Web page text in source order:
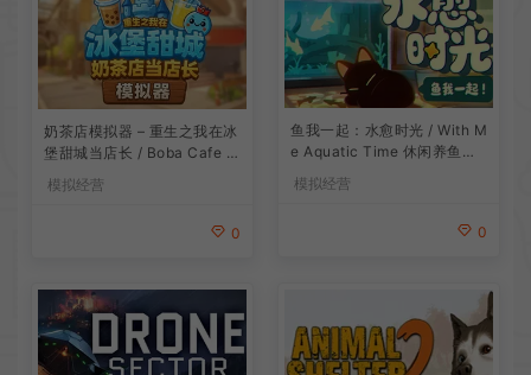
奶茶店模拟器 – 重生之我在冰
堡甜城当店长 / Boba Cafe Si
模拟经营
0
鱼我一起：水愈时光 / With M
e Aquatic Time 休闲养鱼游
戏
模拟经营
0